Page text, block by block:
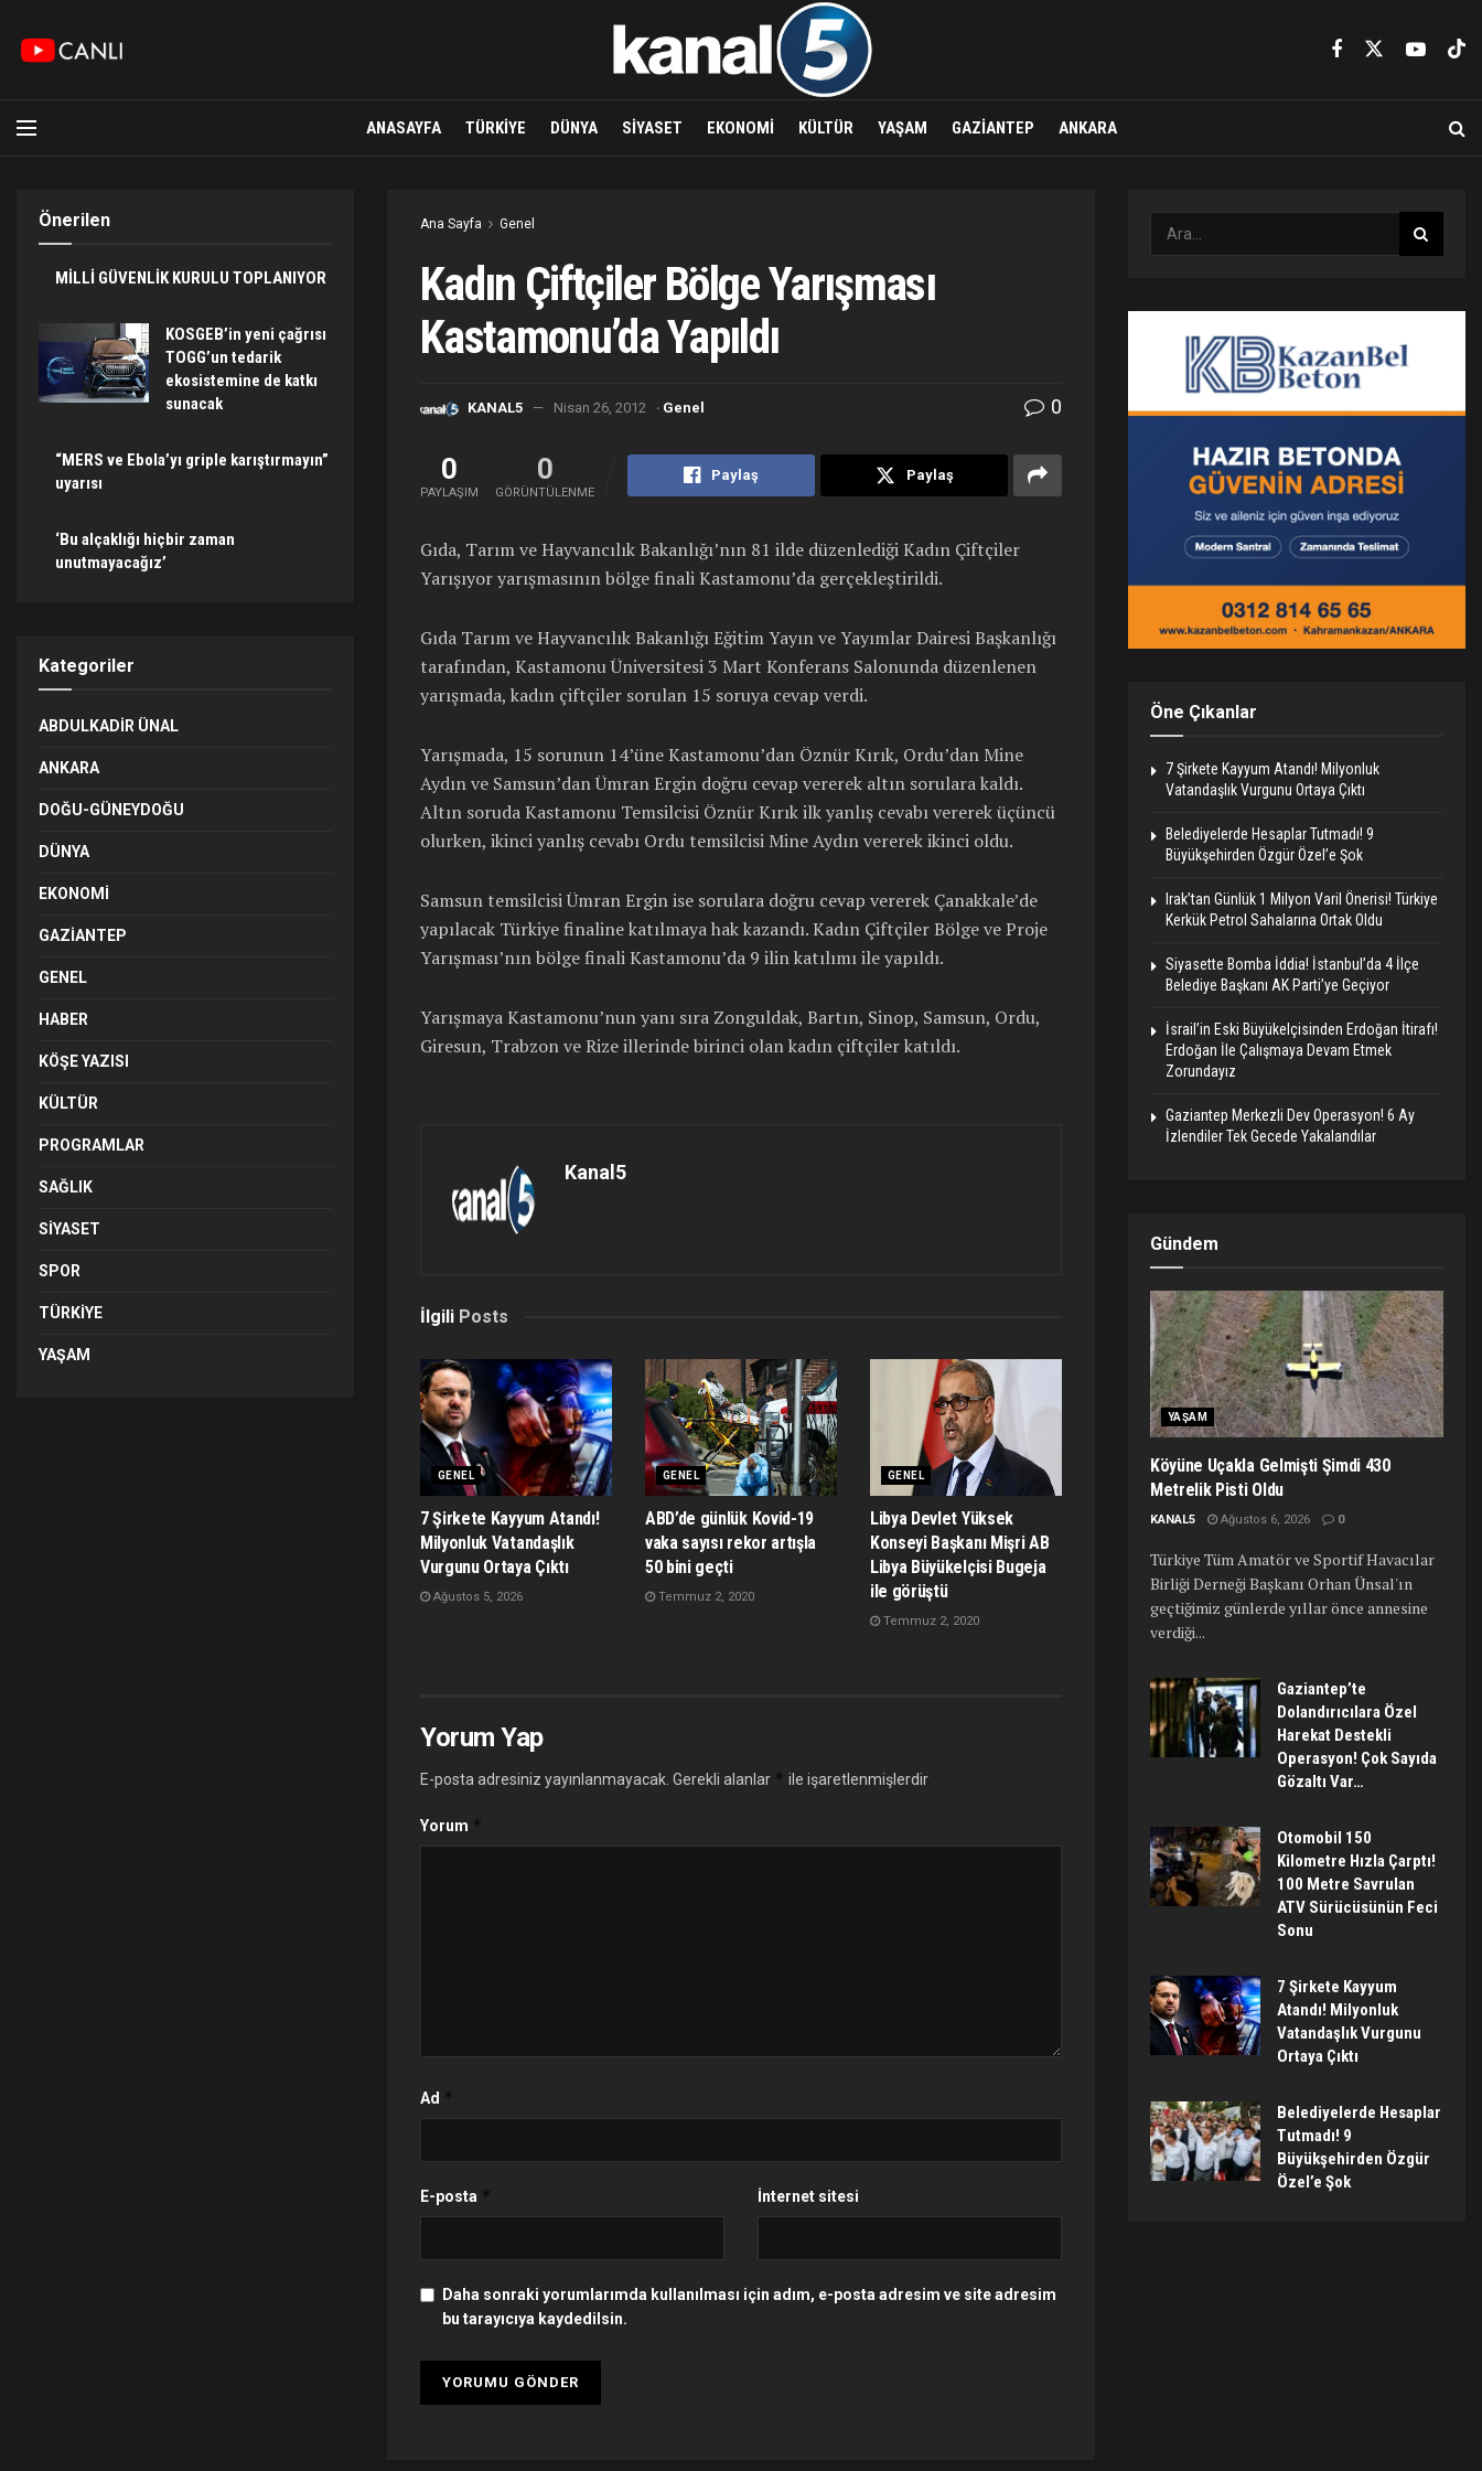
ANASAYFA TÜRKIYE DÜNYA SIYASET EKONOMI KÜLTÜR YAŞAM GAZIANTEP ANKARA
Ana Sayfa Genel
Kadın Çiftçiler Bölge Yarışması
Kastamonu’da Yapıldı
KANAL5 Nisan 26, 2012 · Genel 0
0
PAYLAŞIM
0
GÖRÜNTÜLENME
Paylaş Paylaş
Gıda, Tarım ve Hayvancılık Bakanlığı’nın 81 ilde düzenlediği Kadın Çiftçiler
Yarışıyor yarışmasının bölge finali Kastamonu’da gerçekleştirildi.
Gıda Tarım ve Hayvancılık Bakanlığı Eğitim Yayın ve Yayımlar Dairesi Başkanlığı
tarafından, Kastamonu Üniversitesi 3 Mart Konferans Salonunda düzenlenen
yarışmada, kadın çiftçiler sorulan 15 soruya cevap verdi.
Yarışmada, 15 sorunun 14’üne Kastamonu’dan Öznür Kırık, Ordu’dan Mine
Aydın ve Samsun’dan Ümran Ergin doğru cevap vererek altın sorulara kaldı.
Altın soruda Kastamonu Temsilcisi Öznür Kırık ilk yanlış cevabı vererek üçüncü
olurken, ikinci yanlış cevabı Ordu temsilcisi Mine Aydın vererek ikinci oldu.
Samsun temsilcisi Ümran Ergin ise sorulara doğru cevap vererek Çanakkale’de
yapılacak Türkiye finaline katılmaya hak kazandı. Kadın Çiftçiler Bölge ve Proje
Yarışması’nın bölge finali Kastamonu’da 9 ilin katılımı ile yapıldı.
Yarışmaya Kastamonu’nun yanı sıra Zonguldak, Bartın, Sinop, Samsun, Ordu,
Giresun, Trabzon ve Rize illerinde birinci olan kadın çiftçiler katıldı.
Kanal5
İlgili Posts
GENEL
7 Şirkete Kayyum Atandı!
Milyonluk Vatandaşlık
Vurgunu Ortaya Çıktı
Ağustos 5, 2026
GENEL
ABD’de günlük Kovid-19
vaka sayısı rekor artışla
50 bini geçti
Temmuz 2, 2020
GENEL
Libya Devlet Yüksek
Konseyi Başkanı Mişri AB
Libya Büyükelçisi Bugeja
ile görüştü
Temmuz 2, 2020
Yorum Yap
E-posta adresiniz yayınlanmayacak. Gerekli alanlar * ile işaretlenmişlerdir
Yorum *
Ad *
E-posta * İnternet sitesi
Daha sonraki yorumlarımda kullanılması için adım, e-posta adresim ve site adresim
bu tarayıcıya kaydedilsin.
Önerilen
MİLLİ GÜVENLİK KURULU TOPLANIYOR
KOSGEB’in yeni çağrısı
TOGG’un tedarik
ekosistemine de katkı
sunacak
“MERS ve Ebola’yı griple karıştırmayın”
uyarısı
‘Bu alçaklığı hiçbir zaman
unutmayacağız’
Kategoriler
ABDULKADIR ÜNAL
ANKARA
DOĞU-GÜNEYDOĞU
DÜNYA
EKONOMI
GAZIANTEP
GENEL
HABER
KÖŞE YAZISI
KÜLTÜR
PROGRAMLAR
SAĞLIK
SIYASET
SPOR
TÜRKIYE
YAŞAM
Öne Çıkanlar
7 Şirkete Kayyum Atandı! Milyonluk
Vatandaşlık Vurgunu Ortaya Çıktı
Belediyelerde Hesaplar Tutmadı! 9
Büyükşehirden Özgür Özel’e Şok
Irak’tan Günlük 1 Milyon Varil Önerisi! Türkiye
Kerkük Petrol Sahalarına Ortak Oldu
Siyasette Bomba İddia! İstanbul’da 4 İlçe
Belediye Başkanı AK Parti’ye Geçiyor
İsrail’in Eski Büyükelçisinden Erdoğan İtirafı!
Erdoğan İle Çalışmaya Devam Etmek
Zorundayız
Gaziantep Merkezli Dev Operasyon! 6 Ay
İzlendiler Tek Gecede Yakalandılar
Gündem
YAŞAM
Köyüne Uçakla Gelmişti Şimdi 430
Metrelik Pisti Oldu
KANAL5 Ağustos 6, 2026 0
Türkiye Tüm Amatör ve Sportif Havacılar
Birliği Derneği Başkanı Orhan Ünsal'ın
geçtiğimiz günlerde yıllar önce annesine
verdiği...
Gaziantep’te
Dolandırıcılara Özel
Harekat Destekli
Operasyon! Çok Sayıda
Gözaltı Var…
Otomobil 150
Kilometre Hızla Çarptı!
100 Metre Savrulan
ATV Sürücüsünün Feci
Sonu
7 Şirkete Kayyum
Atandı! Milyonluk
Vatandaşlık Vurgunu
Ortaya Çıktı
Belediyelerde Hesaplar
Tutmadı! 9
Büyükşehirden Özgür
Özel’e Şok